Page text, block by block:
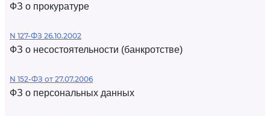
ФЗ о прокуратуре
N 127-ФЗ 26.10.2002
ФЗ о несостоятельности (банкротстве)
N 152-ФЗ от 27.07.2006
ФЗ о персональных данных